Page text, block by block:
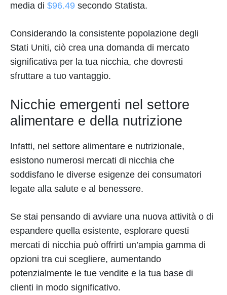
media di $96.49 secondo Statista.
Considerando la consistente popolazione degli
Stati Uniti, ciò crea una domanda di mercato
significativa per la tua nicchia, che dovresti
sfruttare a tuo vantaggio.
Nicchie emergenti nel settore
alimentare e della nutrizione
Infatti, nel settore alimentare e nutrizionale,
esistono numerosi mercati di nicchia che
soddisfano le diverse esigenze dei consumatori
legate alla salute e al benessere.
Se stai pensando di avviare una nuova attività o di
espandere quella esistente, esplorare questi
mercati di nicchia può offrirti un’ampia gamma di
opzioni tra cui scegliere, aumentando
potenzialmente le tue vendite e la tua base di
clienti in modo significativo.